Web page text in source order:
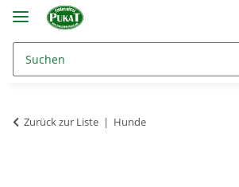
Zurück zur Liste Hunde